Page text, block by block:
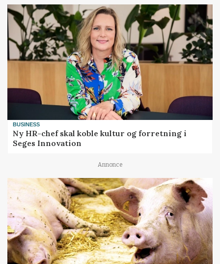
BUSINESS
Ny HR-chef skal koble kultur og forretning i
Seges Innovation
Annonce